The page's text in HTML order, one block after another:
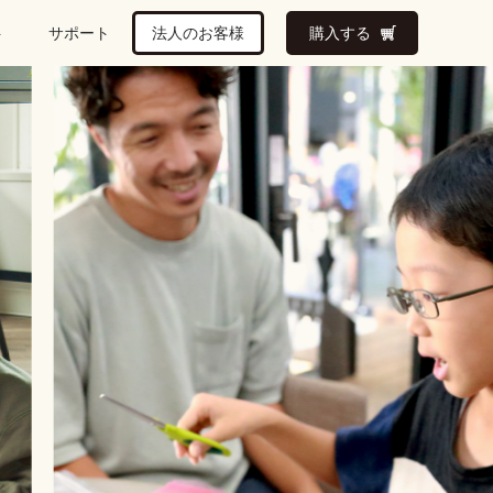
購入する
法人のお客様
サポート